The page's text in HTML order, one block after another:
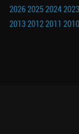
2026202520242023
201320122011 2010